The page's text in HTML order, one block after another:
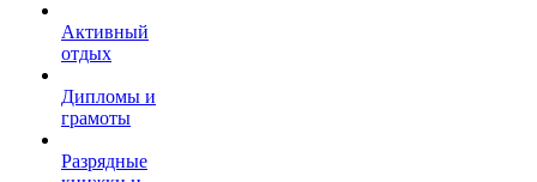
Активный
отдых
Дипломы и
грамоты
Разрядные